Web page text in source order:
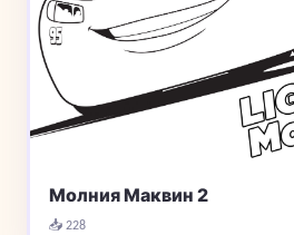
Молния Маквин 2
📥 228